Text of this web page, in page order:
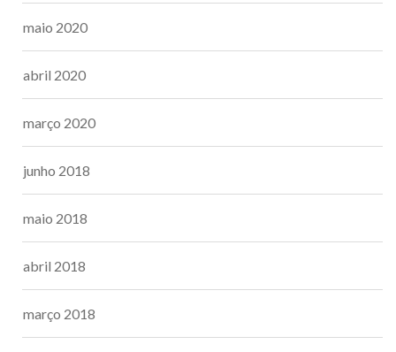
maio 2020
abril 2020
março 2020
junho 2018
maio 2018
abril 2018
março 2018